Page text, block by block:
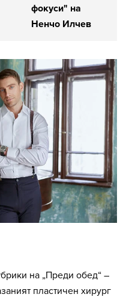
фокуси" на
Ненчо Илчев
на „Преди обед“ –
пластичен хирург